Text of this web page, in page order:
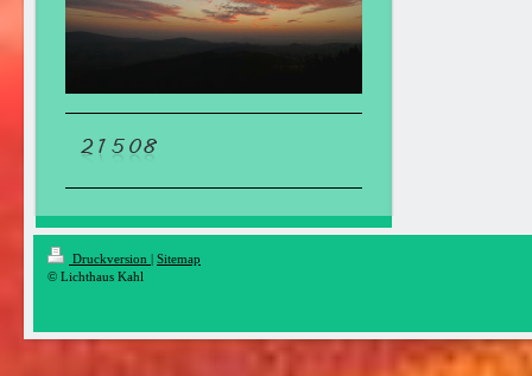
Druckversion | Sitemap
© Lichthaus Kahl